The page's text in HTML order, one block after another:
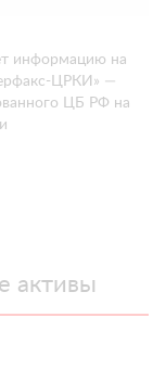
информацию на
ЦРКИ» —
ЦБ РФ на
активы